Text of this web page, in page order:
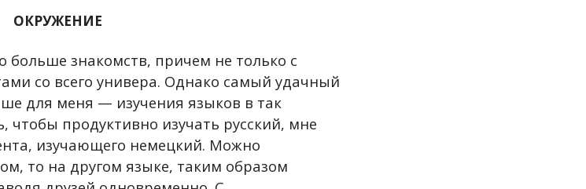
ОКРУЖЕНИЕ
больше знакомств, причем не только с
со всего универа. Однако самый удачный
для меня — изучения языков в так
чтобы продуктивно изучать русский, мне
изучающего немецкий. Можно
то на другом языке, таким образом